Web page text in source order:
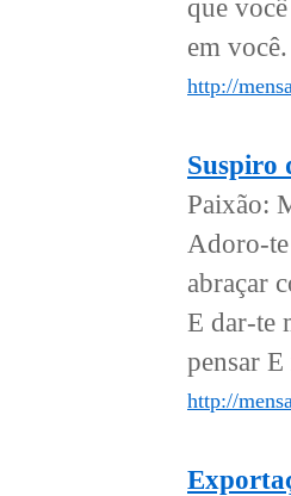
que
em
http://
Suspiro
Paixão:
Adoro-te
abraçar
E dar-te
pensar
http://